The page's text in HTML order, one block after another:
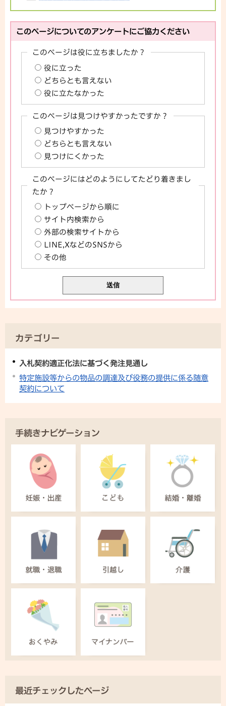
このページについてのアンケートにご協力ください
このページは役に立ちましたか？
役に立った
どちらとも言えない
役に立たなかった
このページは見つけやすかったですか？
見つけやすかった
どちらとも言えない
見つけにくかった
このページにはどのようにしてたどり着きまし
たか？
トップページから順に
サイト内検索から
外部の検索サイトから
LINE,XなどのSNSから
その他
カテゴリー
入札契約適正化法に基づく発注見通し
特定施設等からの物品の調達及び役務の提供に係る随意
契約について
手続きナビゲーション
最近チェックしたページ